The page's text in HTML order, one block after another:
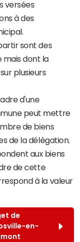
versées
à des
sont des
mais dont la
plusieurs
d'une
peut mettre
de biens
de la délégation.
aux biens
de cette
à la valeur
de
en-